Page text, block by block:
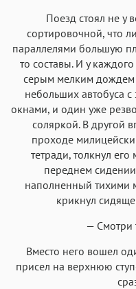
Поезд стоял не у
сортировочной, что
параллелями большую
то составы. И у
серым мелким дождем
небольших автобуса
окнами, и один уже
соляркой. В другой
проходе
тетради, толкнул
переднем
наполненный тихими
крикнул
— Смотри
Вместо него вошел
присел на верхнюю